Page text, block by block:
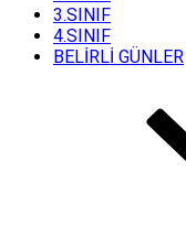
3.SINIF
4.SINIF
BELİRLİ GÜNLER